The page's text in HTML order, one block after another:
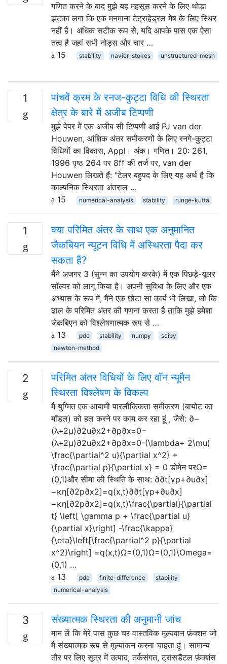
गणित करने के बाद मुझे यह महसूस करने के लिए थोड़ा
झटका लगा कि एक मनमाना टेट्राहेड्रल मेष के लिए स्थिर
नहीं है। अधिक सटीक रूप से, यदि आपके पास एक ऐसा
तत्व है जहां सभी नोड्स और चार …
15
stability navier-stokes unstructured-mesh
1
पांचवें क्रम के रनज-कुट्टा विधि की स्थिरता
क्षेत्र के बारे में अजीब टिप्पणी
मुझे पेपर में एक अजीब सी टिप्पणी आई PJ van der
Houwen, आंशिक अंतर समीकरणों के लिए रनगे-कुट्टा
विधियों का विकास, Appl। अंक। गणित। 20: 261,
1996 पृष्ठ 264 पर 8ff की तर्ज पर, van der
Houwen लिखते हैं: "टेलर बहुपद के लिए यह अर्थ है कि
काल्पनिक स्थिरता अंतराल …
15
numerical-analysis stability runge-kutta
1
क्या परिमित अंतर के साथ एक अनुमानित
जैकबियन न्यूटन विधि में अस्थिरता पैदा कर
सकता है?
मैंने अजगर 3 (सुन्न का उपयोग करके) में एक पिछड़े-यूलर
सॉल्वर को लागू किया है। अपनी सुविधा के लिए और एक
अभ्यास के रूप में, मैंने एक छोटा सा कार्य भी लिखा, जो कि
ढाल के परिमित अंतर की गणना करता है ताकि मुझे हमेशा
जेकबिएन को विश्लेषणात्मक रूप से …
13
pde stability numpy
scipy
newton-method
2
परिमित अंतर विधियों के लिए वॉन न्यूमैन
स्थिरता विश्लेषण के विकल्प
मैं युग्मित एक आयामी पारलौकिकता समीकरण (बायोट का
मॉडल) को हल करने पर काम कर रहा हूं , जैसे: ∂−
(λ+2μ)∂2u∂x2+∂p∂x=0−
(λ+2μ)∂2u∂x2+∂p∂x=0-(\lambda+ 2\mu)
\frac{\partial^2 u}{\partial x^2} +
\frac{\partial p}{\partial x} = 0 डोमेन परΩ=
(0,1)और सीमा की स्थिति के साथ: ∂∂t[γp+∂u∂x]
−κη[∂2p∂x2]=q(x,t)∂∂t[γp+∂u∂x]
−κη[∂2p∂x2]=q(x,t)\frac{\partial}{\partial
t} \left[ \gamma p + \frac{\partial u}
{\partial x}\right] -\frac{\kappa}
{\eta}\left[\frac{\partial^2 p}{\partial
x^2}\right] =q(x,t)Ω=(0,1)Ω=(0,1)\Omega=
(0,1) …
13
pde finite-difference
stability
numerical-analysis
3 संख्यात्मक स्थिरता की अनुमानी जांच
मान लें कि मेरे पास कुछ चर वास्तविक मूल्यवान फ़ंक्शन जो
मैं संख्यात्मक रूप से मूल्यांकन करना चाहता हूं। सामान्य
तौर पर लिए सूत्र में उत्पाद, तर्कसंगत, ट्रांसडैंटल फ़ंक्शंस